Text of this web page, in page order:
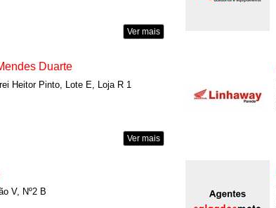
Ver mais
Duarte
Heitor Pinto, Lote E, Loja R 1
Ver mais
V, Nº2 B